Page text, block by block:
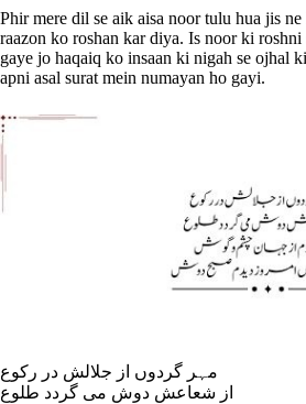
Phir mere dil se aik aisa noor tulu hua jis ne
raazon ko roshan kar diya. Is noor ki
gaye jo haqaiq ko insaan ki nigah se ojhal
apni asal surat mein numayan ho gayi.
مہر گردوں از جلالش در رکوع
از شعاعش دوش می گردد طلوع